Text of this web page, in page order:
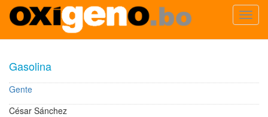
contenido
principal
Gasolina
Gente
César Sánchez